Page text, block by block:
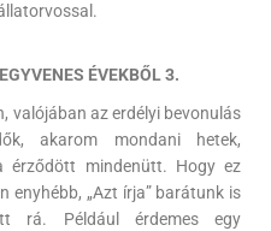
ÉVEKBŐL 3.
valójában az erdélyi bevonulás
akarom mondani hetek,
érződött mindenütt. Hogy ez
enyhébb, „Azt írja” barátunk is
rá. Például érdemes egy